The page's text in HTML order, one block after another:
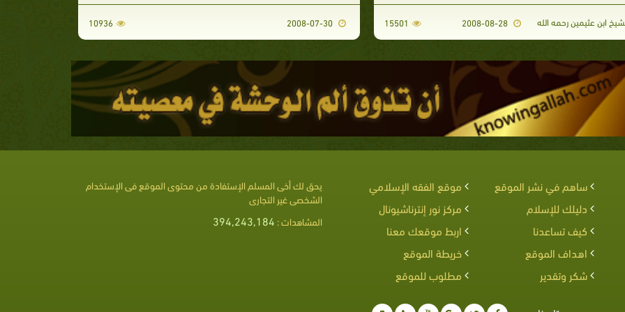
ابن عثيمين رحمه الله 2008-08-28
15501
2008-07-30
10936
ساهم في نشر الموقع
موقع الفقه الإسلامي
دليلك للإسلام
مركز نور إنترناشيونال
كيف تساعدنا
اربط موقعك معنا
اهداف الموقع
خريطة الموقع
شكر وتقدير
مطلوب للموقع
يحق لك أخى المسلم الإستفادة من محتوى الموقع فى الإستخدام
الشخصى غير التجارى
المشاهدات : 394,243,184